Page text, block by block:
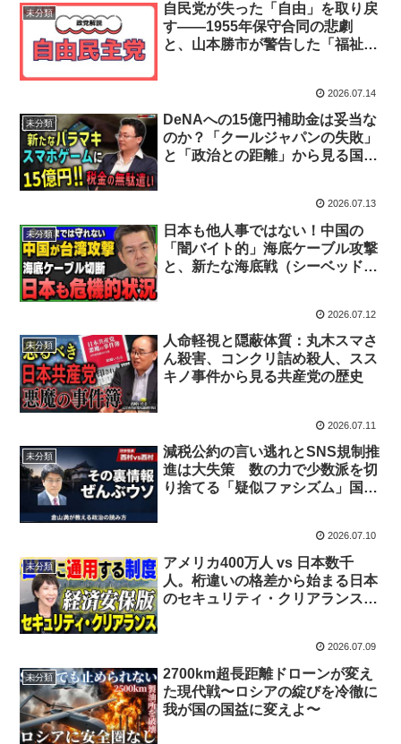
未分類
自民党が失った「自由」を取り戻
す――1955年保守合同の悲劇
と、山本勝市が警告した「福祉国
2026.07.14
未分類
DeNAへの15億円補助金は妥当な
のか？「クールジャパンの失敗」
と「政治との距離」から見る国策
2026.07.13
未分類
日本も他人事ではない！中国の
「闇バイト的」海底ケーブル攻撃
と、新たな海底戦（シーベッド・
2026.07.12
未分類
人命軽視と隠蔽体質：丸木スマさ
ん殺害、コンクリ詰め殺人、スス
キノ事件から見る共産党の歴史
2026.07.11
未分類
減税公約の言い逃れとSNS規制推
進は大失策 数の力で少数派を切
り捨てる「疑似ファシズム」国会
2026.07.10
未分類
アメリカ400万人 vs 日本数千
人。桁違いの格差から始まる日本
のセキュリティ・クリアランス新
2026.07.09
未分類
2700km超長距離ドローンが変え
た現代戦〜ロシアの綻びを冷徹に
我が国の国益に変えよ〜